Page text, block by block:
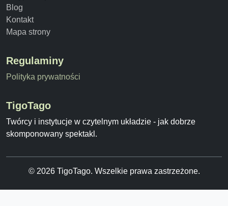
Blog
Kontakt
Mapa strony
Regulaminy
Polityka prywatności
TigoTago
Twórcy i instytucje w czytelnym układzie - jak dobrze
skomponowany spektakl.
© 2026 TigoTago. Wszelkie prawa zastrzeżone.